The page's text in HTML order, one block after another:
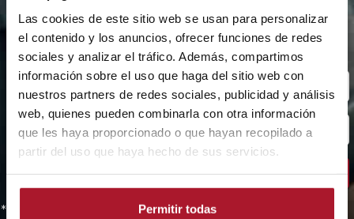
Las cookies de este sitio web se usan para personalizar
el contenido y los anuncios, ofrecer funciones de redes
sociales y analizar el tráfico. Además, compartimos
información sobre el uso que haga del sitio web con
nuestros partners de redes sociales, publicidad y análisis
web, quienes pueden combinarla con otra información
que les haya proporcionado o que hayan recopilado a
partir del uso que haya hecho de sus servicios.
Permitir todas
eletrónico, notícias da TransTel,
promoções e novidades do sector.
* Ao subscrever, aceita a nossa política de privacidade